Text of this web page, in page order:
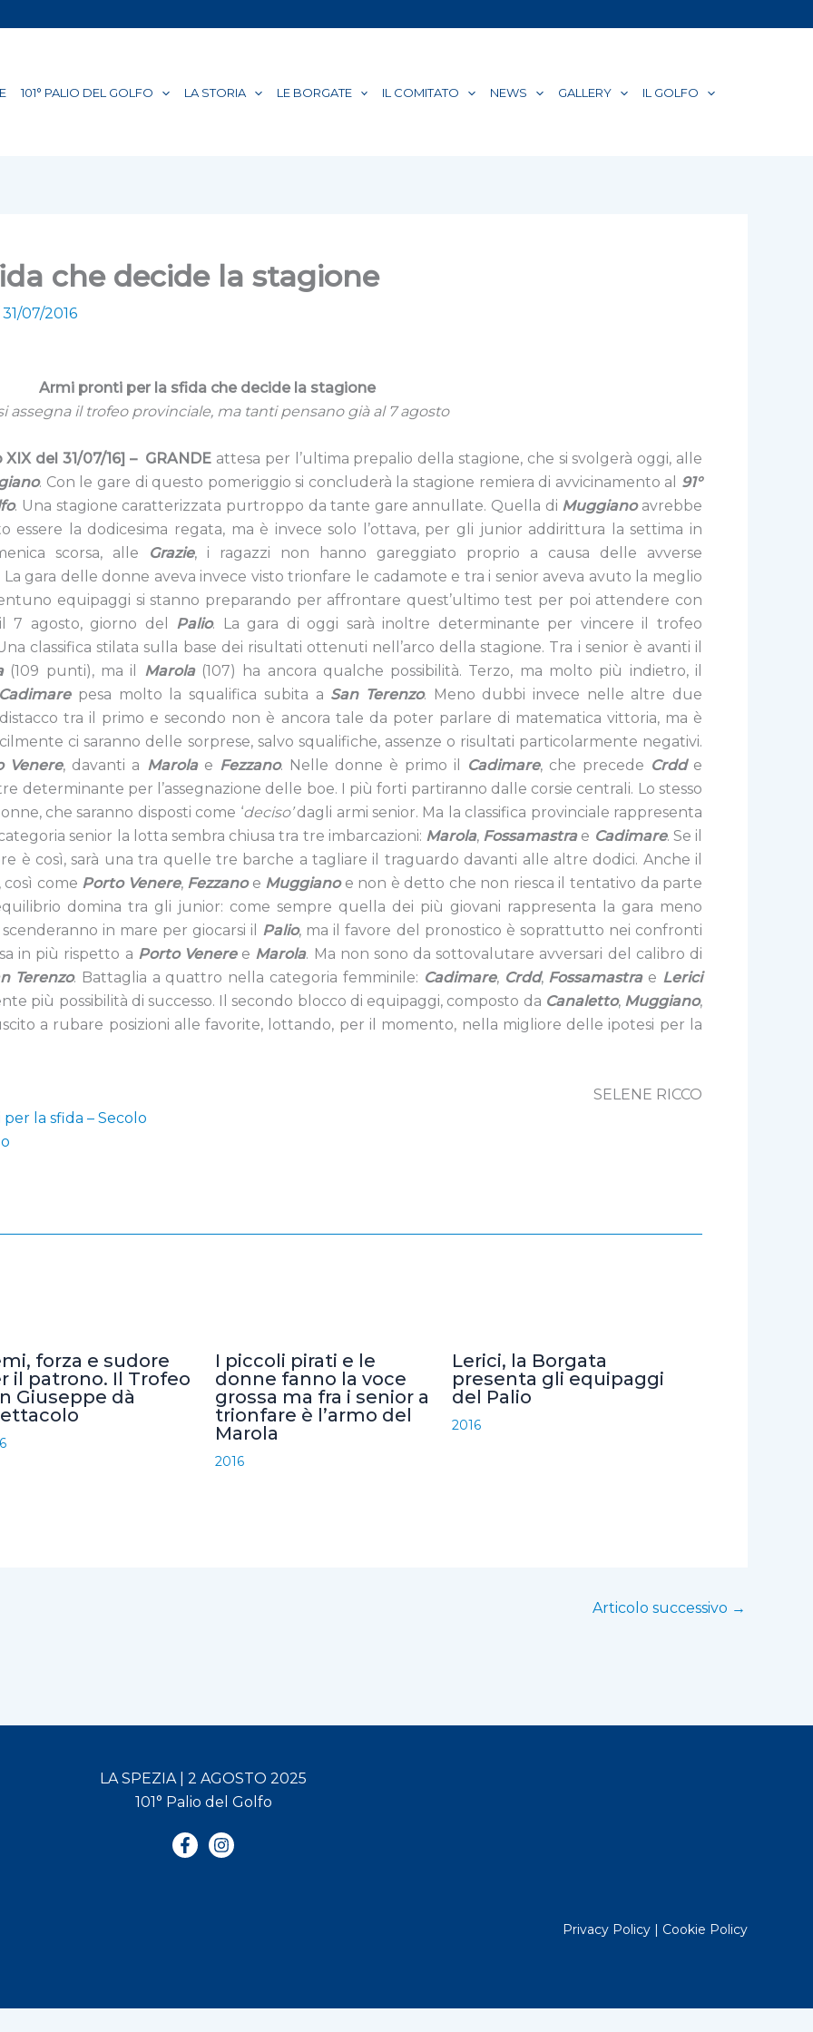
101° PALIO DEL GOLFO LA STORIA LE BORGATE IL COMITATO NEWS GALLERY IL GOLFO
che decide la stagione
31/07/2016
Armi pronti per la sfida che decide la stagione
assegna il trofeo provinciale, ma tanti pensano già al 7 agosto
XIX del 31/07/16] – GRANDE attesa per l’ultima prepalio dellastagione, che si svolgerà oggi, alle
. Con le gare di questo pomeriggio si concluderà la stagione remiera di avvicinamento al 91°
. Una stagione caratterizzata purtroppo da tante gare annullate. Quella di Muggianoavrebbe
essere la dodicesima regata, ma è invece solo l’ottava, per gli junior addirittura la settima in
scorsa, alle
Grazie, i ragazzi non hanno gareggiato proprio a causa delle avverse
gara delle donne aveva invece visto trionfare le cadamote e tra i senior aveva avuto la meglio
equipaggi si stanno preparando per affrontare quest’ultimo test per poi attendere con
7 agosto, giorno del Palio. La gara di oggi sarà inoltre determinante per vincere il trofeo
classifica stilata sulla base dei risultati ottenuti nell’arco della stagione. Tra i senior è avanti il
(109 punti), ma il Marola(107) ha ancora qualche possibilità. Terzo, ma molto più indietro, il
Cadimarepesa molto la squalifica subita a San Terenzo. Meno dubbi invece nelle altre due
tra il primo e secondo non è ancora tale da poter parlare di matematica vittoria, ma è
ci saranno delle sorprese, salvo squalifiche, assenze o risultati particolarmente negativi.
Venere, davanti a Marolae Fezzano. Nelle donne è primo il Cadimare, che precede Crdde
determinante per l’assegnazione delle boe. I più forti partiranno dalle corsie centrali. Lo stesso
che saranno disposti come ‘deciso’dagli armi senior. Ma la classifica provinciale rappresenta
senior la lotta sembra chiusa tra tre imbarcazioni: Marola, Fossamastrae Cadimare. Se il
è così, sarà una tra quelle tre barche a tagliare il traguardo davanti alle altre dodici. Anche il
come Porto Venere, Fezzanoe Muggianoe non è detto che non riesca il tentativo da parte
domina tra gli junior: come sempre quella dei più giovani rappresenta la gara meno
in mare per giocarsi il Palio, ma il favore del pronostico è soprattutto nei confronti
in più rispetto a Porto Veneree Marola. Ma non sono da sottovalutare avversari del calibro di
Terenzo. Battaglia a quattro nella categoria femminile: Cadimare, Crdd, Fossamastrae Lerici
più possibilità di successo. Il secondo blocco di equipaggi, composto da Canaletto, Muggiano,
a rubare posizioni alle favorite, lottando, per il momento, nella migliore delle ipotesi per la
SELENE RICCO
la sfida – Secolo
forza e sudore
il patrono. Il Trofeo
Giuseppe dà
I piccoli pirati e le
donne fanno la voce
grossa ma fra i senior a
trionfare è l’armo del
Marola
2016
Lerici, la Borgata
presenta gli equipaggi
del Palio
2016
Articolo successivo →
LA SPEZIA | 2 AGOSTO 2025
101° Palio del Golfo
Privacy Policy| Cookie Policy